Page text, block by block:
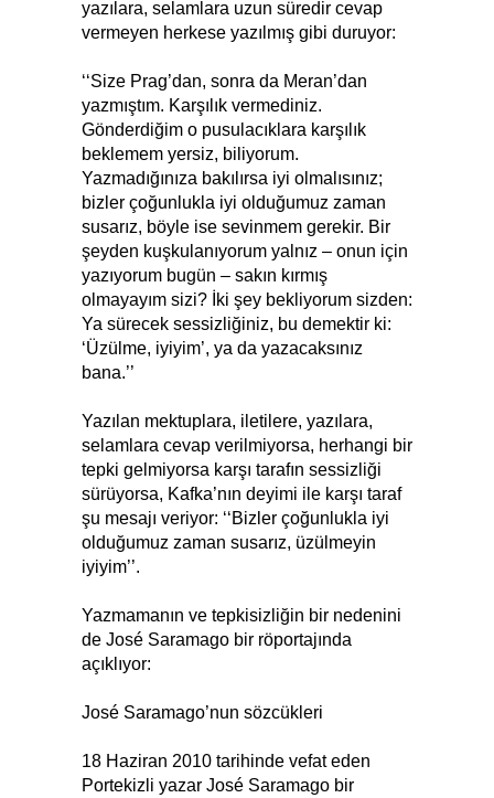
yazılara, selamlara uzun süredir cevap
vermeyen herkese yazılmış gibi duruyor:
‘‘Size Prag’dan, sonra da Meran’dan
yazmıştım. Karşılık vermediniz.
Gönderdiğim o pusulacıklara karşılık
beklemem yersiz, biliyorum.
Yazmadığınıza bakılırsa iyi olmalısınız;
bizler çoğunlukla iyi olduğumuz zaman
susarız, böyle ise sevinmem gerekir. Bir
şeyden kuşkulanıyorum yalnız – onun için
yazıyorum bugün – sakın kırmış
olmayayım sizi? İki şey bekliyorum sizden:
Ya sürecek sessizliğiniz, bu demektir ki:
‘Üzülme, iyiyim’, ya da yazacaksınız
bana.’’
Yazılan mektuplara, iletilere, yazılara,
selamlara cevap verilmiyorsa, herhangi bir
tepki gelmiyorsa karşı tarafın sessizliği
sürüyorsa, Kafka’nın deyimi ile karşı taraf
şu mesajı veriyor: ‘‘Bizler çoğunlukla iyi
olduğumuz zaman susarız, üzülmeyin
iyiyim’’.
Yazmamanın ve tepkisizliğin bir nedenini
de José Saramago bir röportajında
açıklıyor:
José Saramago’nun sözcükleri
18 Haziran 2010 tarihinde vefat eden
Portekizli yazar José Saramago bir